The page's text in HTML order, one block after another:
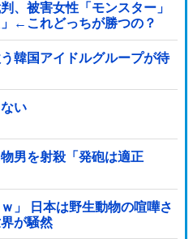
、被害女性「モンスター」
←これどっちが勝つの？
韓国アイドルグループが待
い
男を射殺「発砲は適正
」 日本は野生動物の喧嘩さ
が騒然